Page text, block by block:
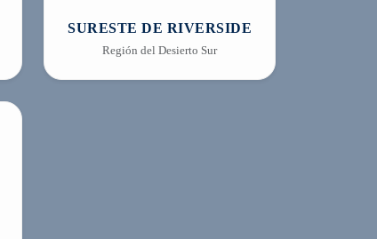
SURESTE DE RIVERSIDE
Región del Desierto Sur